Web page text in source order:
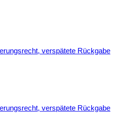
verspätete Rückgabe
verspätete Rückgabe